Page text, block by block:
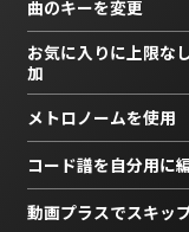
曲のキーを変更
お気に入りに上限な
加
メトロノームを使用
コード譜を自分用に
動画プラスでスキッ